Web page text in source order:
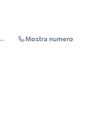
Mostra numero